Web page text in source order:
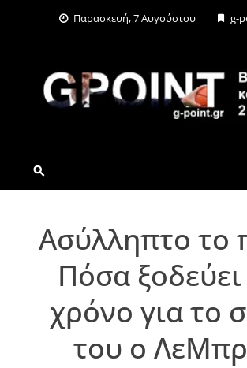
Παρασκευή, 7 Αυγούστου g-
G-
Ασύλληπτο το
Πόσα
χρόνο για το
του ο